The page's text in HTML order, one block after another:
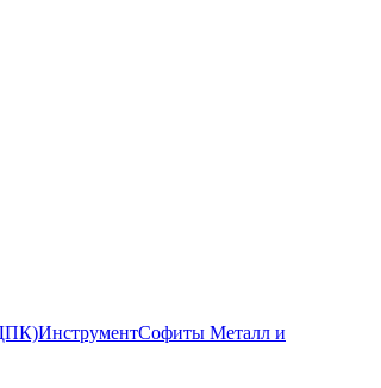
ИнструментСофиты Металл и